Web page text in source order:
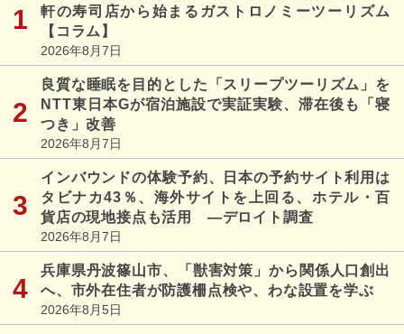
軒の寿司店から始まるガストロノミーツーリズム
【コラム】
2026年8月7日
良質な睡眠を目的とした「スリープツーリズム」を
NTT東日本Gが宿泊施設で実証実験、滞在後も「寝
つき」改善
2026年8月7日
インバウンドの体験予約、日本の予約サイト利用は
タビナカ43％、海外サイトを上回る、ホテル・百
貨店の現地接点も活用 ―デロイト調査
2026年8月7日
兵庫県丹波篠山市、「獣害対策」から関係人口創出
へ、市外在住者が防護柵点検や、わな設置を学ぶ
2026年8月5日